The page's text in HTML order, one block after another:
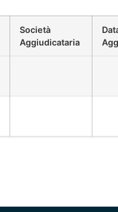
Società
Aggiudicataria